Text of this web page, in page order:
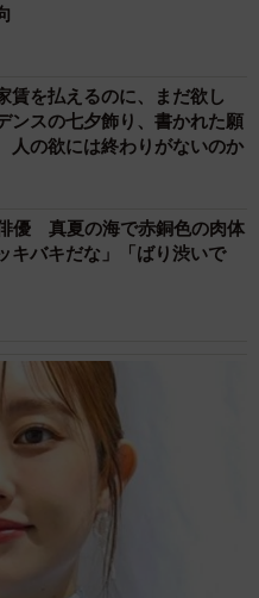
賃を払えるのに、まだ欲し
ンスの七夕飾り、書かれた願
の欲には終わりがないのか
優 真夏の海で赤銅色の肉体
バキだな」「ばり渋いで